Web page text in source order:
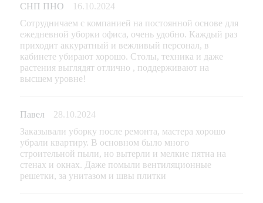
СНП ПНО
16.10.2024
Сотрудничаем с компанией на постоянной основе для
ежедневной уборки офиса, очень удобно. Каждый раз
приходит аккуратный и вежливый персонал, в
кабинете убирают хорошо. Столы, техника и даже
растения выглядят отлично , поддерживают на
высшем уровне!
Павел
28.10.2024
Заказывали уборку после ремонта, мастера хорошо
убрали квартиру. В основном было много
строительной пыли, но вытерли и мелкие пятна на
стенах и окнах. Даже помыли вентиляционные
решетки, за унитазом и швы плитки